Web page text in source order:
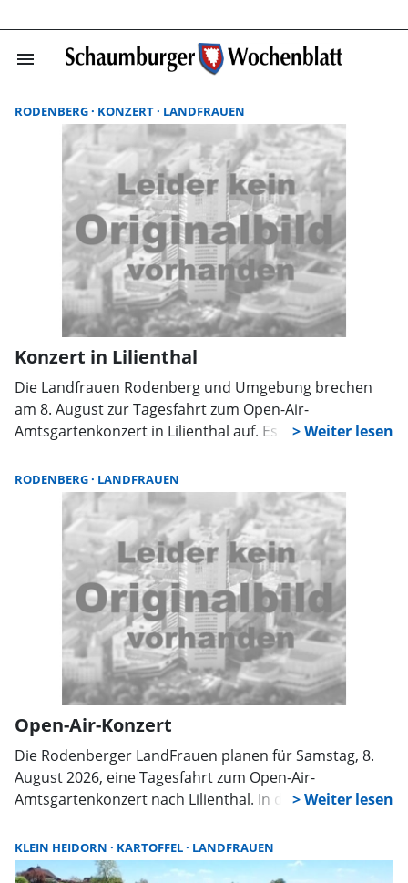
menu
RODENBERG KONZERT LANDFRAUEN
Konzert in Lilienthal
Die Landfrauen Rodenberg und Umgebung brechen
am 8. August zur Tagesfahrt zum Open-Air-
Amtsgartenkonzert in Lilienthal auf. Es sind noch einige
13:30 Uhr am Thermalbad in Bad Nenndorf und um
13:40 Uhr am Sportplatz in Rodenberg. Nähere Infos
und Anmeldung sollten bis zum 20. Mai bei Elke Wulf
unter 05723/4536 oder elkewulf62@web.de erfolgen.
RODENBERG LANDFRAUEN
Open-Air-Konzert
Die Rodenberger LandFrauen planen für Samstag, 8.
August 2026, eine Tagesfahrt zum Open-Air-
Amtsgartenkonzert nach Lilienthal. In dem
stimmungsvoller Konzertabend unter freiem Himmel.
KLEIN HEIDORN KARTOFFEL LANDFRAUEN